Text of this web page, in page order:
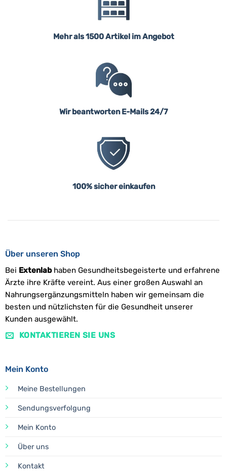
Mehr als 1500 Artikel im Angebot
Wir beantworten E-Mails 24/7
100% sicher einkaufen
Über unseren Shop
Bei Extenlabhaben Gesundheitsbegeisterte und erfahrene
Ärzte ihre Kräfte vereint. Aus einer großen Auswahl an
Nahrungsergänzungsmitteln haben wir gemeinsam die
besten und nützlichsten für die Gesundheit unserer
Kunden ausgewählt.
KONTAKTIEREN SIE UNS
Mein Konto
Meine Bestellungen
Sendungsverfolgung
Mein Konto
Über uns
Kontakt